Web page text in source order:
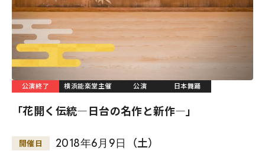
公演終了 横浜能楽堂主催 公演 日本舞踊
「花開く伝統―日台の名作と新作―」
開催日 2018年6月 9日 （土）